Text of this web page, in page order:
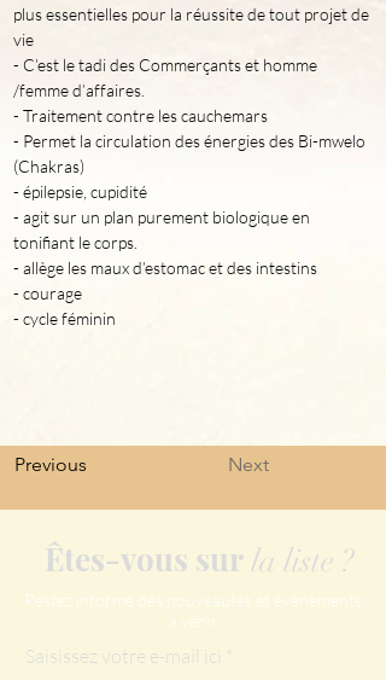
plus essentielles pour la réussite de tout projet de
vie
- C’est le tadi des Commerçants et homme
/femme d’affaires.
- Traitement contre les cauchemars
- Permet la circulation des énergies des Bi-mwelo
(Chakras)
- épilepsie, cupidité
- agit sur un plan purement biologique en
tonifiant le corps.
- allège les maux d’estomac et des intestins
- courage
Previous Next
Êtes-vous sur la liste ?
Restez informé des nouveautés et évènements
à venir
Saisissez votre e-mail ici